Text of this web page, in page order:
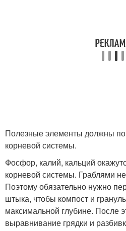
Полезные элементы должны
корневой системы.
Фосфор, калий, кальций
корневой системы. Граблями
Поэтому обязательно нужно
штыка, чтобы компост и
максимальной глубине. После
выравнивание грядки и